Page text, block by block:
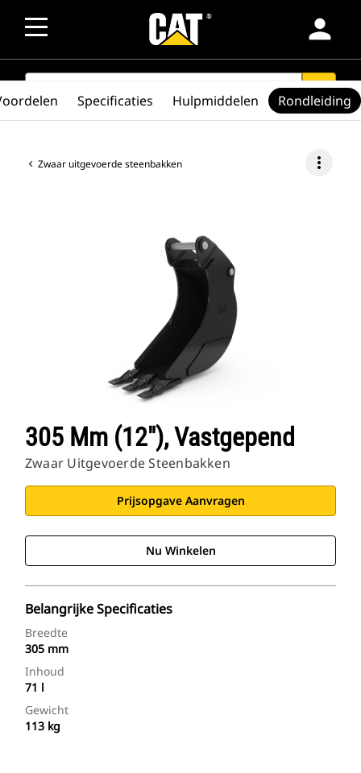
person
SEARCH search
Zwaar uitgevoerde steenbakken more_vert
305 Mm (12"), Vastgepend
Zwaar Uitgevoerde Steenbakken
Prijsopgave Aanvragen
Nu Winkelen
Belangrijke Specificaties
Breedte
305 mm
Inhoud
71 l
Gewicht
113 kg
Specificaties Hulpmiddelen Rondleiding